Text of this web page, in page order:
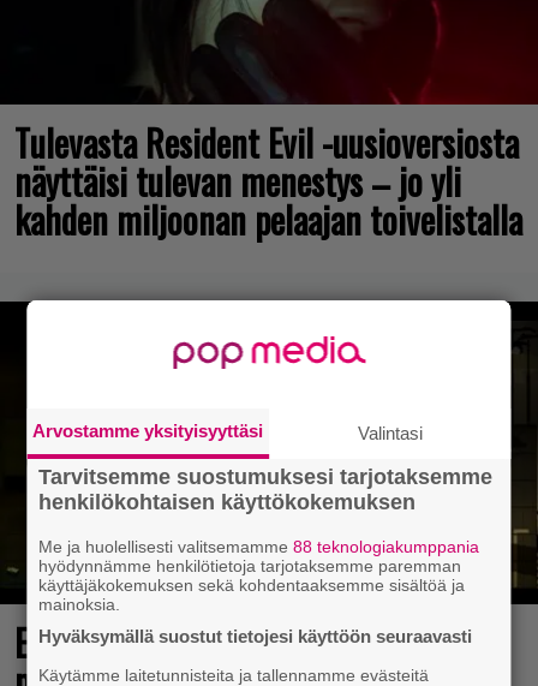
Tulevasta Resident Evil -uusioversiosta
näyttäisi tulevan menestys – jo yli
kahden miljoonan pelaajan toivelistalla
Elokuun PlayStation Plus Essential -
Arvostamme yksityisyyttäsi Valintasi
Tarvitsemme suostumuksesi tarjotaksemme
henkilökohtaisen käyttökokemuksen
Me ja huolellisesti valitsemamme88 teknologiakumppania
hyödynnämme henkilötietoja tarjotaksemme paremman
käyttäjäkokemuksen sekä kohdentaaksemme sisältöä ja
mainoksia.
Hyväksymällä suostut tietojesi käyttöön seuraavasti
Käytämme laitetunnisteita ja tallennamme evästeitä